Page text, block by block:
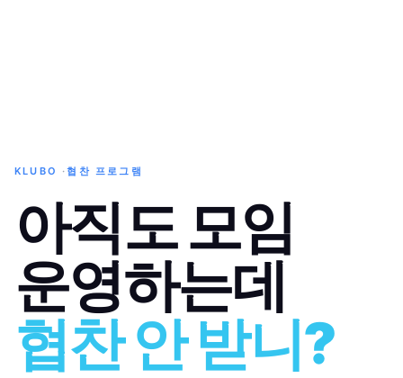
KLUBO ·협찬 프로그램
아직도 모임
운영하는데
협찬 안 받니?